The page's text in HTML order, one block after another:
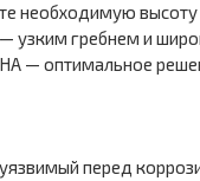
необходимую
гребнем и
— оптимальное
перед